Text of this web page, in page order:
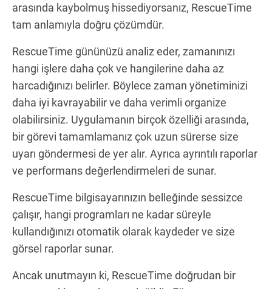
arasında kaybolmuş hissediyorsanız, RescueTime
tam anlamıyla doğru çözümdür.
RescueTime gününüzü analiz eder, zamanınızı
hangi işlere daha çok ve hangilerine daha az
harcadığınızı belirler. Böylece zaman yönetiminizi
daha iyi kavrayabilir ve daha verimli organize
olabilirsiniz. Uygulamanın birçok özelliği arasında,
bir görevi tamamlamanız çok uzun sürerse size
uyarı göndermesi de yer alır. Ayrıca ayrıntılı raporlar
ve performans değerlendirmeleri de sunar.
RescueTime bilgisayarınızın belleğinde sessizce
çalışır, hangi programları ne kadar süreyle
kullandığınızı otomatik olarak kaydeder ve size
görsel raporlar sunar.
Ancak unutmayın ki, RescueTime doğrudan bir